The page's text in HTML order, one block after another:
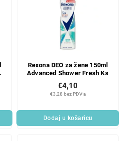
Rexona DEO za žene 150ml
Advanced Shower Fresh Ks
€3,28 bez PDV-a
€4,10
Dodaj u košaricu